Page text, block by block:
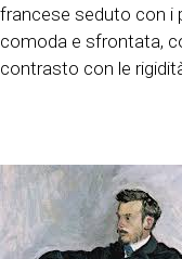
francese seduto con i
comoda e sfrontata,
contrasto con le